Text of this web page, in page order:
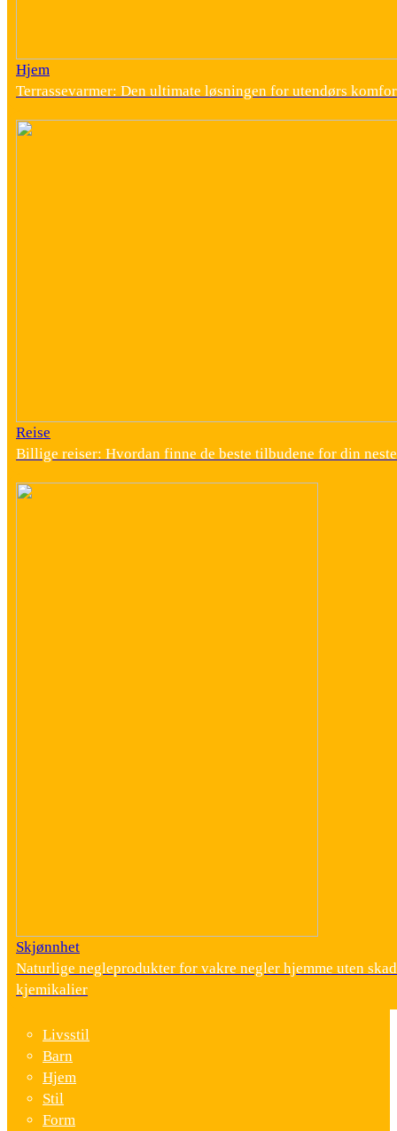
Hjem
Terrassevarmer: Den ultimate løsningen for utendørs
Reise
Billige reiser: Hvordan finne de beste tilbudene for din
Skjønnhet
Naturlige negleprodukter for vakre negler hjemme uten
kjemikalier
Livsstil
Barn
Hjem
Stil
Form